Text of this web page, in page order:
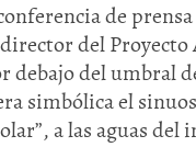
de
del
debajo del umbral
simbólica el
a las aguas